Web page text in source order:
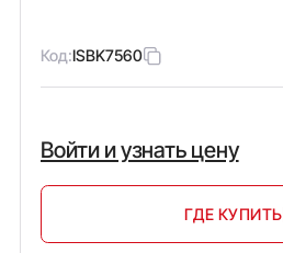
Код:ISBK7560
Войти и узнать цену
ГДЕ КУПИТЬ